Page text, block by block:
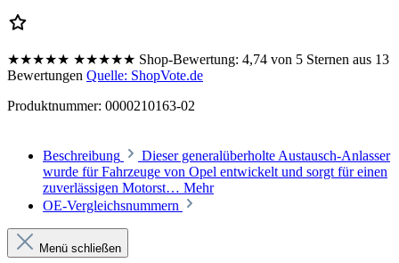
★★★★★ ★★★★★ Shop-Bewertung: 4,74 von 5 Sternen aus 13
Bewertungen Quelle: ShopVote.de
Produktnummer: 0000210163-02
Beschreibung
Dieser generalüberholte Austausch-Anlasser
wurde für Fahrzeuge von Opel entwickelt und sorgt für einen
zuverlässigen Motorst… Mehr
OE-Vergleichsnummern
Menü schließen